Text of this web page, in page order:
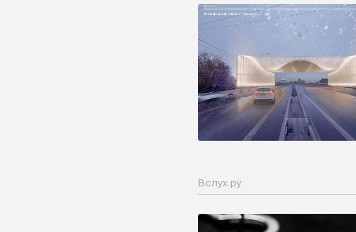
Вслух.ру